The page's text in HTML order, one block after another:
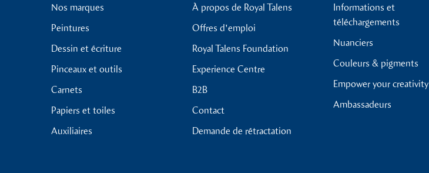
Nos marques
Peintures
Dessin et écriture
Pinceaux et outils
Carnets
Papiers et toiles
Auxiliaires
À propos de Royal Talens
Offres d'emploi
Royal Talens Foundation
Experience Centre
B2B
Contact
Demande de rétractation
Informations et
téléchargements
Nuanciers
Couleurs & pigments
Empower your creativity
Ambassadeurs